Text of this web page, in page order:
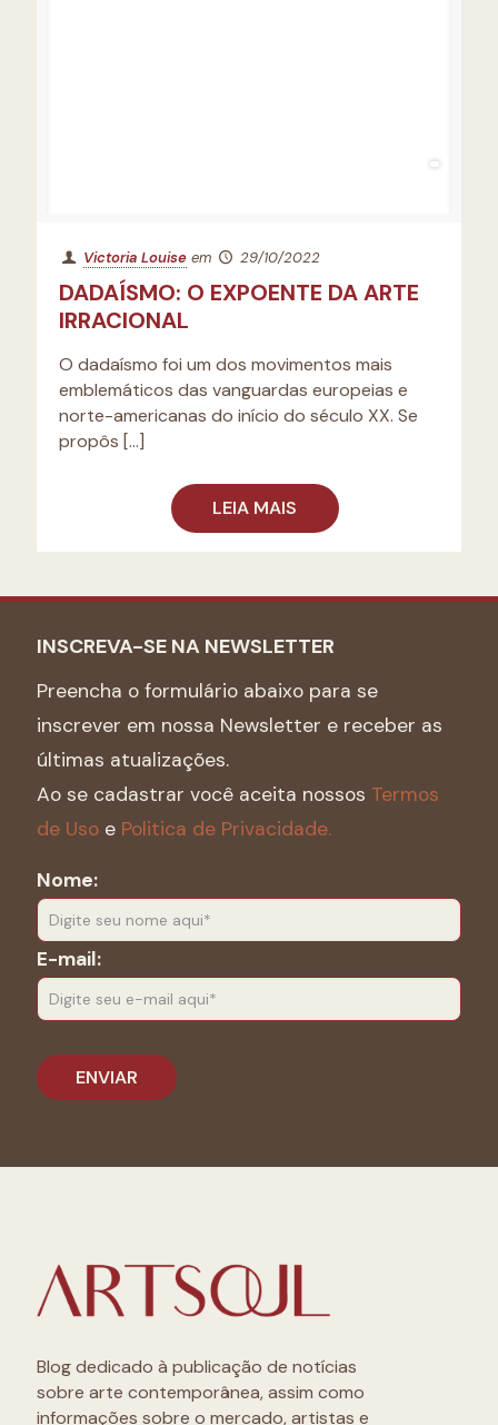
Victoria Louise em 29/10/2022
DADAÍSMO: O EXPOENTE DA ARTE
IRRACIONAL
O dadaísmo foi um dos movimentos mais
emblemáticos das vanguardas europeias e
norte-americanas do início do século XX. Se
propôs […]
LEIA MAIS
INSCREVA-SE NA NEWSLETTER
Preencha o formulário abaixo para se
inscrever em nossa Newsletter e receber as
últimas atualizações.
Ao se cadastrar você aceita nossos Termos
de Uso e Politica de Privacidade.
Nome:
E-mail:
Blog dedicado à publicação de notícias
sobre arte contemporânea, assim como
informações sobre o mercado, artistas e